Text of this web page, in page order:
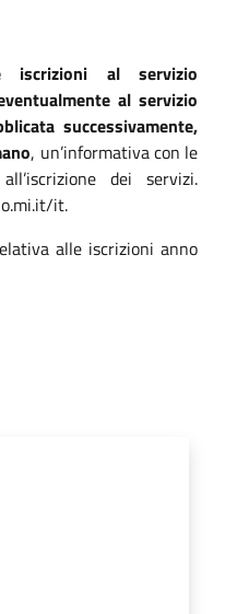
iscrizioni al servizio
al servizio
successivamente,
, un’informativa con le
dei servizi.
it.
alle iscrizioni anno